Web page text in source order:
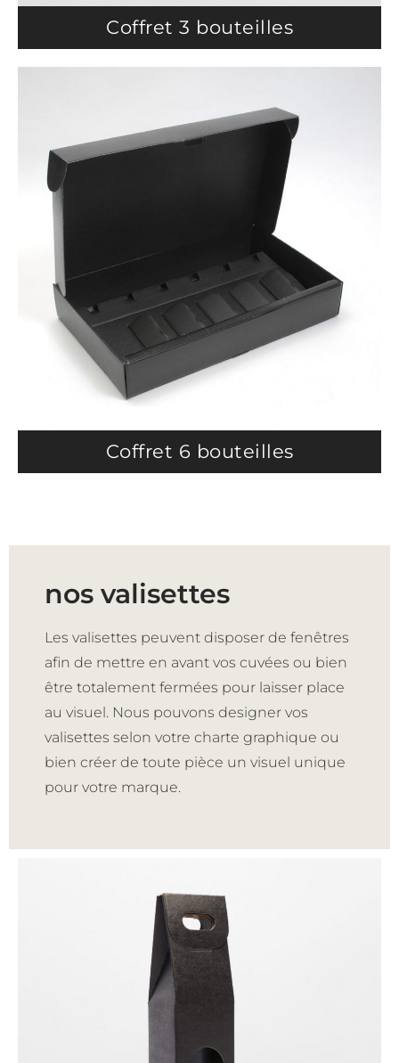
Coffret 3 bouteilles
Coffret 6 bouteilles
nos valisettes
Les valisettes peuvent disposer de fenêtres
afin de mettre en avant vos cuvées ou bien
être totalement fermées pour laisser place
au visuel. Nous pouvons designer vos
valisettes selon votre charte graphique ou
bien créer de toute pièce un visuel unique
pour votre marque.